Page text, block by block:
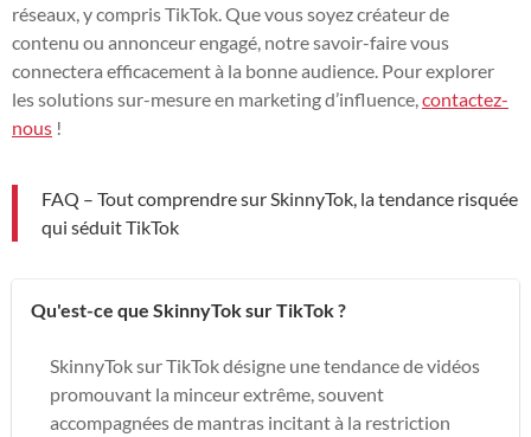
réseaux, y compris TikTok. Que vous soyez créateur de
contenu ou annonceur engagé, notre savoir-faire vous
connectera efficacement à la bonne audience. Pour explorer
les solutions sur-mesure en marketing d’influence, contactez-
nous !
FAQ – Tout comprendre sur SkinnyTok, la tendance risquée
qui séduit TikTok
Qu'est-ce que SkinnyTok sur TikTok ?
SkinnyTok sur TikTok désigne une tendance de vidéos
promouvant la minceur extrême, souvent
accompagnées de mantras incitant à la restriction